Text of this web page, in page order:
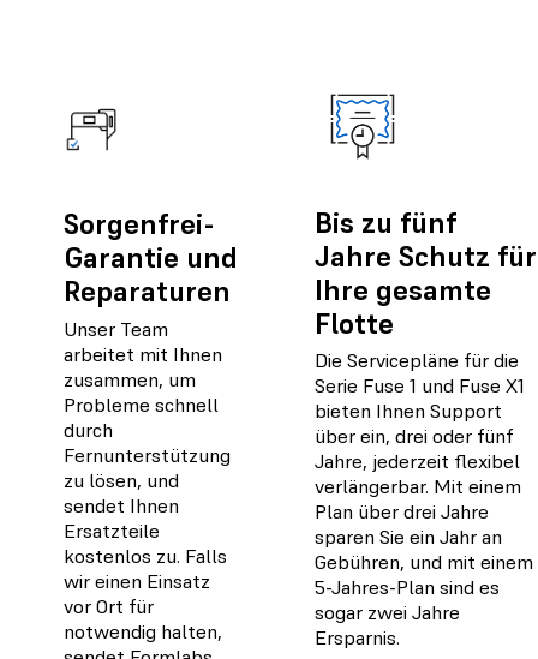
Sorgenfrei-
Garantie und
Reparaturen
Unser Team
arbeitet mit Ihnen
zusammen, um
Probleme schnell
durch
Fernunterstützung
zu lösen, und
sendet Ihnen
Ersatzteile
kostenlos zu. Falls
wir einen Einsatz
vor Ort für
notwendig halten,
Bis zu fünf
Jahre Schutz für
Ihre gesamte
Flotte
Die Servicepläne für die
Serie Fuse 1 und Fuse X1
bieten Ihnen Support
über ein, drei oder fünf
Jahre, jederzeit flexibel
verlängerbar. Mit einem
Plan über drei Jahre
sparen Sie ein Jahr an
Gebühren, und mit einem
5-Jahres-Plan sind es
sogar zwei Jahre
Ersparnis.